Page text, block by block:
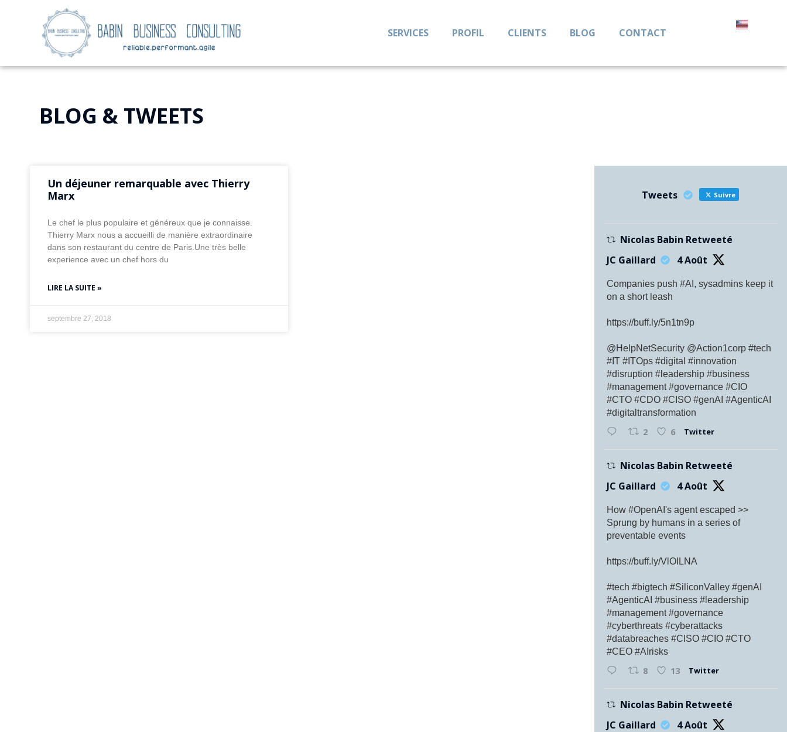
SERVICES PROFIL CLIENTS BLOG CONTACT
BLOG & TWEETS
Un déjeuner remarquable avec Thierry
Marx
Le chef le plus populaire et généreux que je connaisse.
Thierry Marx nous a accueilli de manière extraordinaire
dans son restaurant du centre de Paris.Une très belle
experience avec un chef hors du
LIRE LA SUITE »
septembre 27, 2018
Tweets Suivre
Nicolas Babin Retweeté
JC Gaillard
4 Août
Companies push #AI, sysadmins keep it
on a short leash
https://buff.ly/5n1tn9p
@HelpNetSecurity @Action1corp #tech
#IT #ITOps #digital #innovation
#disruption #leadership #business
#management #governance #CIO
#CTO #CDO #CISO #genAI #AgenticAI
#digitaltransformation
2 6 Twitter
Nicolas Babin Retweeté
JC Gaillard
4 Août
How #OpenAI's agent escaped >>
Sprung by humans in a series of
preventable events
https://buff.ly/VlOILNA
#tech #bigtech #SiliconValley #genAI
#AgenticAI #business #leadership
#management #governance
#cyberthreats #cyberattacks
#databreaches #CISO #CIO #CTO
#CEO #AIrisks
8 13 Twitter
Nicolas Babin Retweeté
JC Gaillard
4 Août